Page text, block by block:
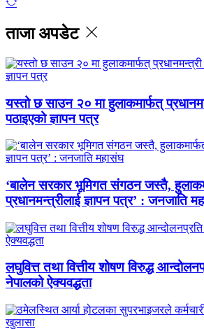
ताजा अपडेट
यस्तो छ साउन २० मा हुलाकमार्फत्
पठाइएको ज्ञापन पत्र
‘बालेन सरकार भूमिगत संगठन जस्तै,
प्रधानमन्त्रीलाई ज्ञापन पत्र’ : जनजाति
लघुवित्त तथा वित्तीय शोषण विरुद्ध
नेपालको ऐक्यवद्धता